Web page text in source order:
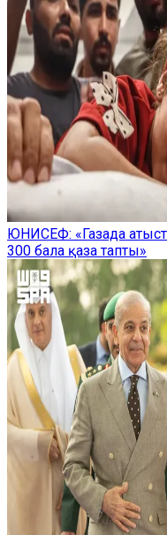
ЮНИСЕФ: «Газада
300 бала қаза тапты»